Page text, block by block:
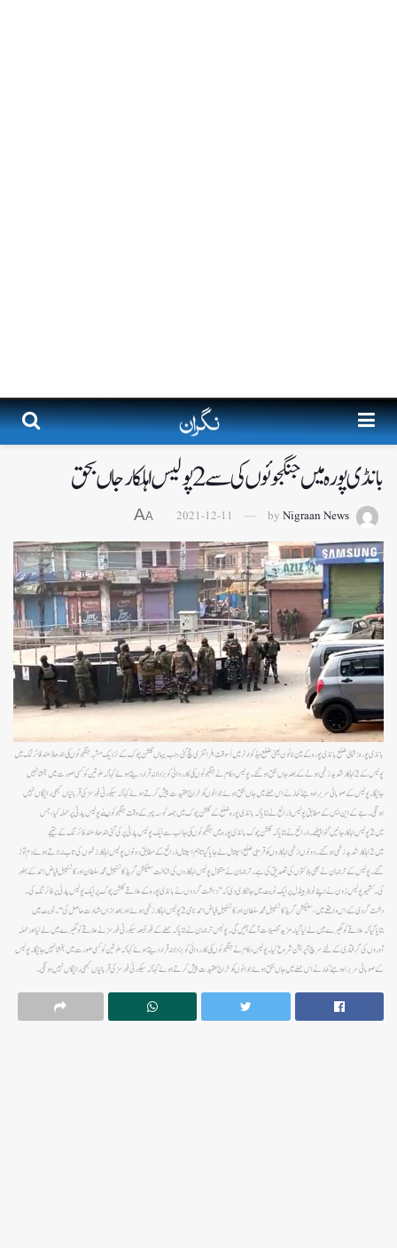
بانڈی پورہ میں جنگجوئوں کی سے 2پولیس اہلکارجاں بحق
by Nigraan News
2021-12-11
A
A
بانڈی پورہ:شمالی ضلع بانڈی پورہ کے مین ٹائون یعنی ضلع ہیڈکوارٹر میں اُسوقت افراتفری مچ گئی ،جب یہاں گلشن چوک کے نزدیک مشبہ جنگجوئوںکی اندھادُھندفائرنگ میں
پولیس کے2اہلکارشدیدزخمی ہونے کے بعدجاں بحق ہوگئے ۔پولیس حکام نے جنگجوئوںکی کارروائی کوبزدلانہ قرار دیتے ہوئے کہاکہ ملوثین کوکسی صورت میں بخشانہیں
جائیگا۔پولیس کے صوبائی سربراہ وجئے کمارنے اس حملے میں جاں بحق ہوئے جوانوںکوخراج عقیدت پیش کرتے ہوئے کہاکہ سیکورٹی فورسزکی قربانیاں کبھی رائیگاں نہیں
ہونگی ۔جے کے این ایس کے مطابق پولیس ذرائع نے بتایاکہ بانڈی پورہ ضلع کے گلشن چوک میں جمعہ کو سہ پہرکے وقت جنگجوئوںنے پولیس پارٹی پر حملہ کیا، جس
میں2پولیس اہلکار جانیں گنوابیٹھے ۔ذرائع نے بتایا کہ گلشن چوک بانڈی پورہ میں جنگجوئوںکی جانب سے ایک پولیس پارٹی پرکی گئی اندھا دھند فائرنگ کے نتیجے
میں 2اہلکارشدیدزخمی ہوگئے ۔دونوںزخمی اہلکاروںکو قریبی ضلع اسپتال لے جایا گیا تاہم اسپتال ذرائع کے مطابق دونوں پولیس اہلکار زخموں کی تاب نہ لاتے ہوئے دم توڑ
گئے۔پولیس کے ترجمان نے بھی ہلاکتوں کی تصدیق کی ہے۔ ترجمان نے مقتول پولیس اہلکاروں کی شناخت سلیکشن گریڈکانسٹیبل محمد سلطان اورکانسٹیبل فیاض احمد کے بطور
کی۔کشمیرپولیس زون نے اپنے ٹویٹر ہینڈل پرایک ٹویٹ میں جانکاری دی کہ ’’دہشت گردوں نے بانڈی پورہ کے علاقے گلشن چوک پر ایک پولیس پارٹی پر فائرنگ کی۔
دشت گردی کے اس واقعے میں، سلیکشن گریڈکانسٹیبل محمد سلطان اور کانسٹیبل فیاض احمد نامی 2 پولیس اہلکار زخمی ہوئے اور بعدازاںشہادت حاصل کی‘‘۔ٹویٹ میں
بتایاگیاکہ علاقے کو گھیرے میں لے لیا گیا۔ مزید تفصیلات آگے آئیں گی۔پولیس ترجمان نے بتایا کہ حملے کے فوراً بعد سیکورٹی فورسز نے علاقے کو گھیرے میں لے لیا اور حملہ
آوروں کی گرفتاری کے لئے سرچ آپریشن شروع کیا۔پولیس حکام نے جنگجوئوںکی کارروائی کوبزدلانہ قرار دیتے ہوئے کہاکہ ملوثین کوکسی صورت میں بخشانہیں جائیگا۔پولیس
کے صوبائی سربراہ وجئے کمارنے اس حملے میں جاں بحق ہوئے جوانوںکوخراج عقیدت پیش کرتے ہوئے کہاکہ سیکورٹی فورسزکی قربانیاں کبھی رائیگاں نہیں ہونگی ۔